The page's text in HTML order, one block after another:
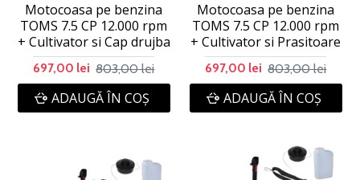
Motocoasa pe benzina
TOMS 7.5 CP 12.000 rpm
+ Cultivator si Cap drujba
697,00 lei 803,00 lei
ADAUGĂ ÎN COŞ
Motocoasa pe benzina
TOMS 7.5 CP 12.000 rpm
+ Cultivator si Prasitoare
697,00 lei 803,00 lei
ADAUGĂ ÎN COŞ